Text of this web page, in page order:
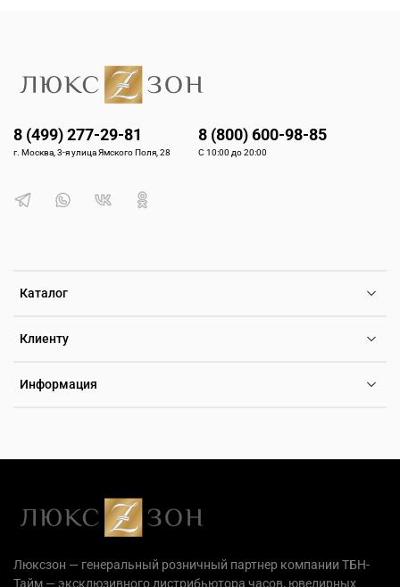
Каталог
Клиенту
Информация
8 (499) 277-29-81
г. Москва, 3-я улица Ямского Поля, 28
8 (800) 600-98-85
С 10:00 до 20:00
Люксзон — генеральный розничный партнер компании ТБН-
Тайм — эксклюзивного дистрибьютора часов, ювелирных